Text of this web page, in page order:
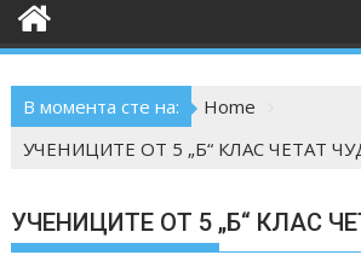
В момента сте на:
Home
УЧЕНИЦИТЕ ОТ 5 „Б“ КЛАС ЧЕТАТ
УЧЕНИЦИТЕ ОТ 5 „Б“ КЛАС